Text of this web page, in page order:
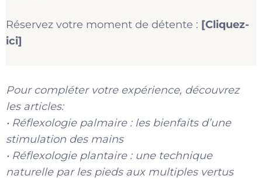
Réservez votre moment de détente : [Cliquez-
ici]
Pour compléter votre expérience, découvrez
les articles:
• Réflexologie palmaire : les bienfaits d’une
stimulation des mains
• Réflexologie plantaire : une technique
naturelle par les pieds aux multiples vertus